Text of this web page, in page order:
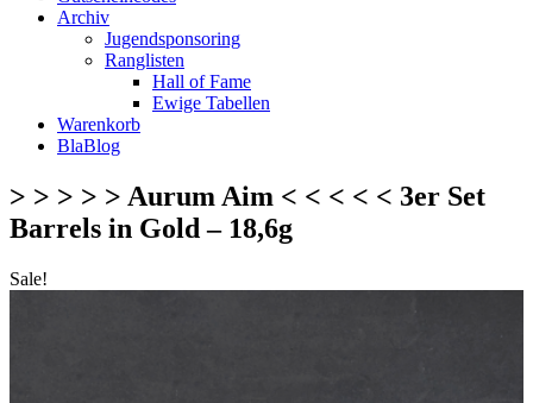
Archiv
Jugendsponsoring
Ranglisten
Hall of Fame
Ewige Tabellen
Warenkorb
BlaBlog
> > > > > Aurum Aim < < < < < 3er Set
Barrels in Gold – 18,6g
Sale!